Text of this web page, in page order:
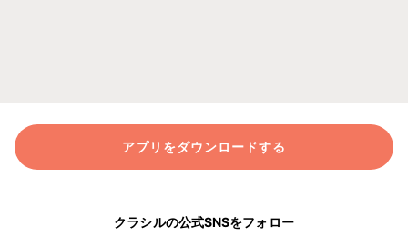
アプリをダウンロードする
クラシルの公式SNSをフォロー